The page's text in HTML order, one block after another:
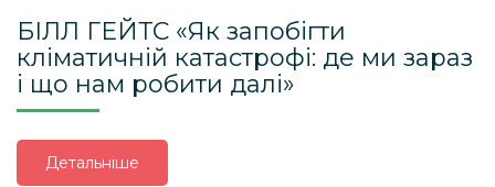
БІЛЛ ГЕЙТС «Як запобігти
кліматичній катастрофі: де ми зараз
і що нам робити далі»
Детальніше